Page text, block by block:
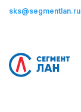
sks@segmentlan.ru